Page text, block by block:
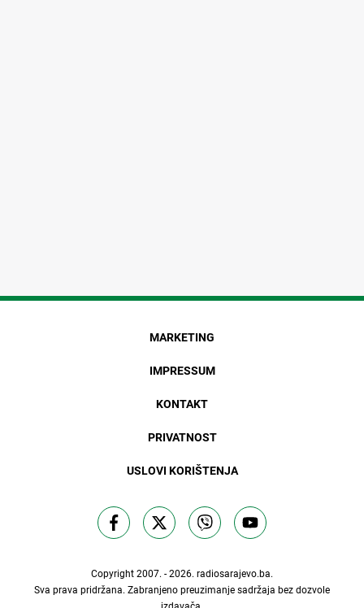
MARKETING
IMPRESSUM
KONTAKT
PRIVATNOST
USLOVI KORIŠTENJA
Copyright 2007. - 2026. radiosarajevo.ba.
Sva prava pridržana. Zabranjeno preuzimanje sadržaja bez dozvole